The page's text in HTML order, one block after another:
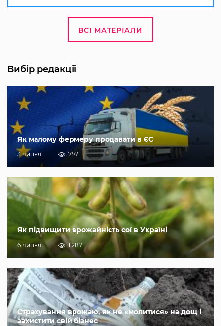
ВСІ МАТЕРІАЛИ
Вибір редакції
Як малому фермеру продавати в ЄС
3 липня 797
Як підвищити врожайність сої в Україні
6 липня 1 287
Страхування врожаю, як не «молитися» на дощ і
захистити свій бізнес